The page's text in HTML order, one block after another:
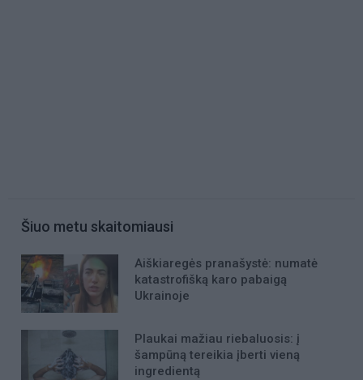
Šiuo metu skaitomiausi
Aiškiaregės pranašystė: numatė
katastrofišką karo pabaigą
Ukrainoje
Plaukai mažiau riebaluosis: į
šampūną tereikia įberti vieną
ingredientą